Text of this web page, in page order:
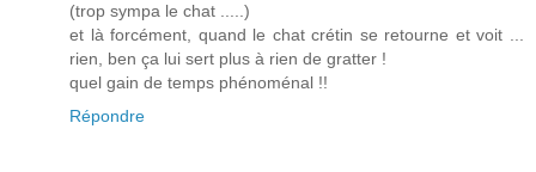
(trop sympa le chat .....)
et là forcément, quand le chat crétin se retourne et voit ...
rien, ben ça lui sert plus à rien de gratter !
quel gain de temps phénoménal !!
Répondre